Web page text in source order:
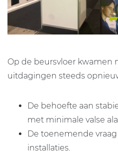
Op de beursvloer kwamen
uitdagingen steeds
De behoefte aan
met minimale valse
De toenemende
installaties.